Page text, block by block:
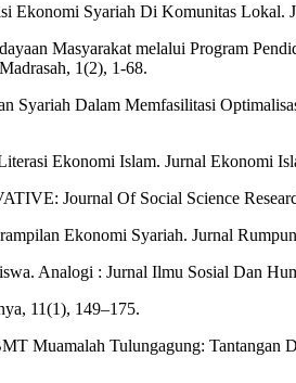
Syariah Di Komunitas Lokal.
Masyarakat melalui Program
1(2), 1-68.
Dalam Memfasilitasi
Ekonomi Islam. Jurnal Ekonomi
Journal Of Social Science
Ekonomi Syariah. Jurnal
Analogi : Jurnal Ilmu Sosial Dan
11(1), 149–175.
Muamalah Tulungagung: Tantangan